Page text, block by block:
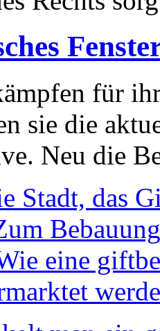
für
sie die
Neu die
Stadt, das
eine